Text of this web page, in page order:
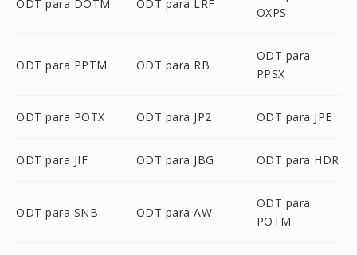
ODT para DOTM ODT para LRF
OXPS
ODT para PPTM ODT para RB
ODT para
PPSX
ODT para POTX ODT para JP2 ODT para JPE
ODT para JIF ODT para JBG ODT para HDR
ODT para SNB ODT para AW
ODT para
POTM